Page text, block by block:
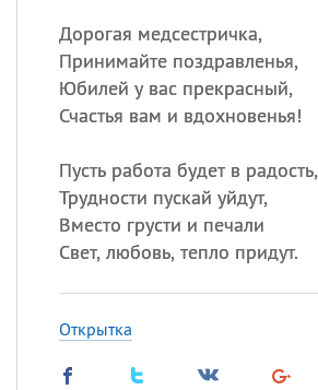
Дорогая медсестричка,
Принимайте поздравленья,
Юбилей у вас прекрасный,
Счастья вам и вдохновенья!
Пусть работа будет в радость,
Трудности пускай уйдут,
Вместо грусти и печали
Свет, любовь, тепло придут.
Открытка